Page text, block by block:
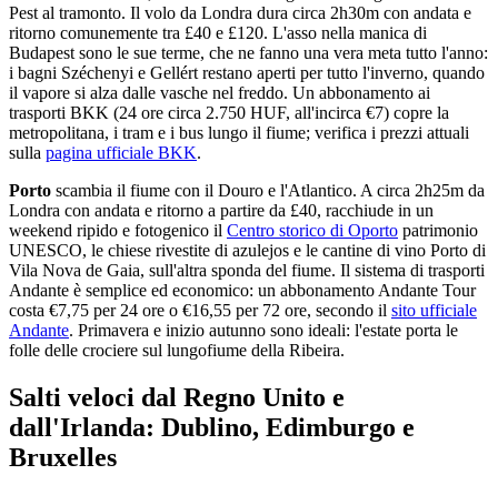
Pest al tramonto. Il volo da Londra dura circa 2h30m con andata e
ritorno comunemente tra £40 e £120. L'asso nella manica di
Budapest sono le sue terme, che ne fanno una vera meta tutto l'anno:
i bagni Széchenyi e Gellért restano aperti per tutto l'inverno, quando
il vapore si alza dalle vasche nel freddo. Un abbonamento ai
trasporti BKK (24 ore circa 2.750 HUF, all'incirca €7) copre la
metropolitana, i tram e i bus lungo il fiume; verifica i prezzi attuali
sulla pagina ufficiale BKK.
Porto scambia il fiume con il Douro e l'Atlantico. A circa 2h25m da
Londra con andata e ritorno a partire da £40, racchiude in un
weekend ripido e fotogenico il Centro storico di Oporto patrimonio
UNESCO, le chiese rivestite di azulejos e le cantine di vino Porto di
Vila Nova de Gaia, sull'altra sponda del fiume. Il sistema di trasporti
Andante è semplice ed economico: un abbonamento Andante Tour
costa €7,75 per 24 ore o €16,55 per 72 ore, secondo il sito ufficiale
Andante. Primavera e inizio autunno sono ideali: l'estate porta le
folle delle crociere sul lungofiume della Ribeira.
Salti veloci dal Regno Unito e
dall'Irlanda: Dublino, Edimburgo e
Bruxelles